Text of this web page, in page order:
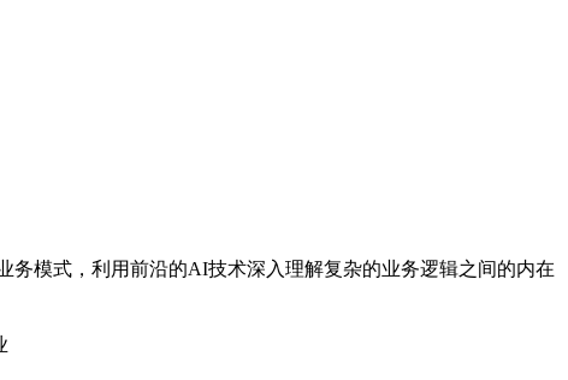
模式，利用前沿的AI技术深入理解复杂的业务逻辑之间的内在